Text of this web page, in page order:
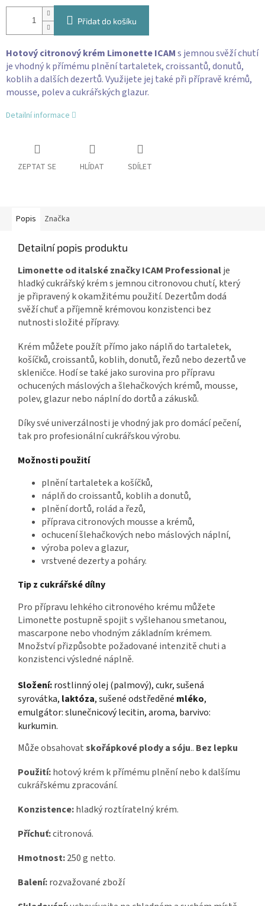
Přidat do košíku
Hotový citronový krém Limonette ICAMs jemnou svěží chutí
je vhodný k přímému plnění tartaletek, croissantů, donutů,
koblih a dalších dezertů. Využijete jej také při přípravě krémů,
mousse, polev a cukrářských glazur.
Detailní informace
ZEPTAT SE HLÍDAT SDÍLET
Popis Značka
Detailní popis produktu
Limonette od italské značky ICAM Professionalje
hladký cukrářský krém s jemnou citronovou chutí, který
je připravený k okamžitému použití. Dezertům dodá
svěží chuť a příjemně krémovou konzistenci bez
nutnosti složité přípravy.
Krém můžete použít přímo jako náplň do tartaletek,
košíčků, croissantů, koblih, donutů, řezů nebo dezertů ve
skleničce. Hodí se také jako surovina pro přípravu
ochucených máslových a šlehačkových krémů, mousse,
polev, glazur nebo náplní do dortů a zákusků.
Díky své univerzálnosti je vhodný jak pro domácí pečení,
tak pro profesionální cukrářskou výrobu.
Možnosti použití
plnění tartaletek a košíčků,
náplň do croissantů, koblih a donutů,
plnění dortů, rolád a řezů,
příprava citronových mousse a krémů,
ochucení šlehačkových nebo máslových náplní,
výroba polev a glazur,
vrstvené dezerty a poháry.
Tip z cukrářské dílny
Pro přípravu lehkého citronového krému můžete
Limonette postupně spojit s vyšlehanou smetanou,
mascarpone nebo vhodným základním krémem.
Množství přizpůsobte požadované intenzitě chuti a
konzistenci výsledné náplně.
Složení:rostlinný olej (palmový), cukr, sušená
syrovátka, laktóza, sušené odstředěné mléko,
emulgátor: slunečnicový lecitin, aroma, barvivo:
kurkumin.
Může obsahovatskořápkové plody a sóju.. Bez lepku
Použití:hotový krém k přímému plnění nebo k dalšímu
cukrářskému zpracování.
Konzistence:hladký roztíratelný krém.
Příchuť:citronová.
Hmotnost:250 g netto.
Balení:rozvažované zboží